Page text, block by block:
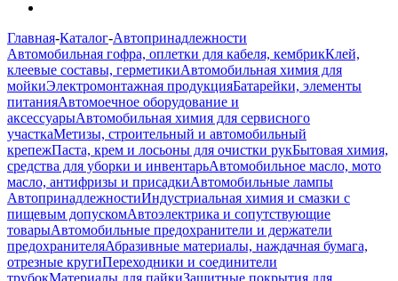
Главная-Каталог-Автопринадлежности
Автомобильная гофра, оплетки для кабеля, кембрикКлей,
клеевые составы, герметикиАвтомобильная химия для
мойкиЭлектромонтажная продукцияБатарейки, элементы
питанияАвтомоечное оборудование и
аксессуарыАвтомобильная химия для сервисного
участкаМетизы, строительный и автомобильный
крепежПаста, крем и лосьоны для очистки рукБытовая химия,
средства для уборки и инвентарьАвтомобильное масло, мото
масло, антифризы и присадкиАвтомобильные лампы
АвтопринадлежностиИндустриальная химия и смазки с
пищевым допускомАвтоэлектрика и сопутствующие
товарыАвтомобильные предохранители и держатели
предохранителяАбразивные материалы, наждачная бумага,
отрезные кругиПереходники и соединители
трубокМатериалы для пайкиЗащитные покрытия для